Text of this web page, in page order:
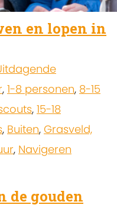
en lopen in
, 1-8 personen, 8-15
, 15-18
, Buiten, Grasveld,
, Navigeren
de gouden